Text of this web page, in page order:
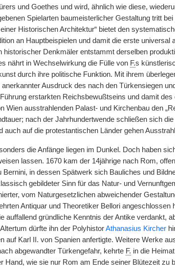
und Goethes und wird, ähnlich wie diese,
Spielarten baumeisterlicher Gestaltung tritt bei
Historischen Architektur“ bietet den
an Hauptbeispielen und damit die erste universal
Denkmäler entstammt derselben
nährt in Wechselwirkung die Fülle von F.s
durch ihre politische Funktion. Mit ihrem
Ausdruck des nach den Türkensiegen
erstarkten Reichsbewußtseins und damit
Wien ausstrahlenden Palast- und Kirchenbau den
nach der Jahrhundertwende schließen sich
auf die protestantischen Länder gehen
die Anfänge liegen im Dunkel. Doch haben
lassen. 1670 kam der 14jährige nach Rom,
Bernini, in dessen Spätwerk sich Bauliches und
gebildeter Sinn für das Natur-| und
vom Naturgesetzlichen abweichender
Antiquar und Theoretiker Bellori angeschlossen
auffallend gründliche Kenntnis der Antike verdankt,
dürfte ihn der PolyhistorAthanasius Kircher
auf Karl II. von Spanien anfertigte. Weitere Werke
abgewandter Türkengefahr, kehrte F. in die
Hand, wie sie nur Rom am Ende seiner Blütezeit zu